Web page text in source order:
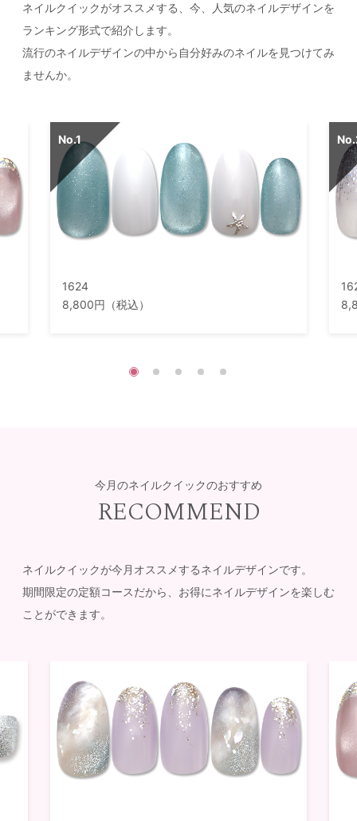
ネイルクイックがオススメする、今、人気のネイルデザインを
ランキング形式で紹介します。
流行のネイルデザインの中から自分好みのネイルを見つけてみ
ませんか。
1624
8,800円（税込）
今月のネイルクイックのおすすめ
RECOMMEND
ネイルクイックが今月オススメするネイルデザインです。
期間限定の定額コースだから、お得にネイルデザインを楽しむ
ことができます。